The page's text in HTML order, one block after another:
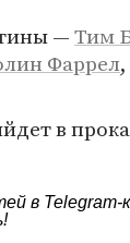
—Тим
Фаррел,
в
в Telegram-